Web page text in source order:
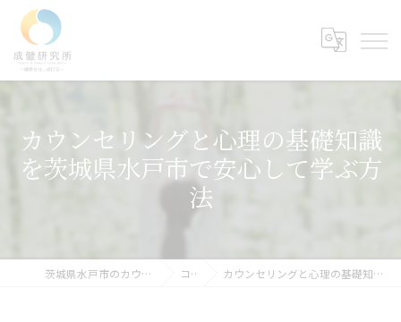
カウンセリングと心理の基礎知識
を茨城県水戸市で安心して学ぶ方
法
茨城県水戸市のカウンセリングなら成健研究所 コラム カウンセリングと心理の基礎知識を茨城県水戸市で安心して学ぶ方法